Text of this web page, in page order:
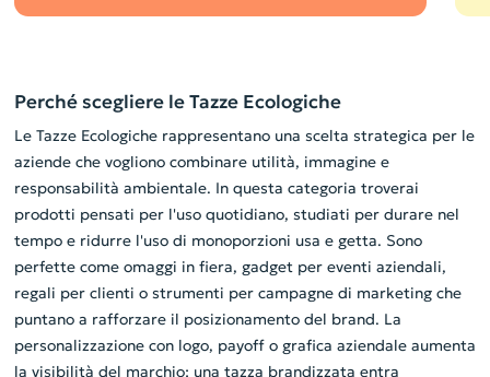
Perché scegliere le Tazze Ecologiche
Le Tazze Ecologiche rappresentano una scelta strategica per le
aziende che vogliono combinare utilità, immagine e
responsabilità ambientale. In questa categoria troverai
prodotti pensati per l'uso quotidiano, studiati per durare nel
tempo e ridurre l'uso di monoporzioni usa e getta. Sono
perfette come omaggi in fiera, gadget per eventi aziendali,
regali per clienti o strumenti per campagne di marketing che
puntano a rafforzare il posizionamento del brand. La
personalizzazione con logo, payoff o grafica aziendale aumenta
la visibilità del marchio: una tazza brandizzata entra